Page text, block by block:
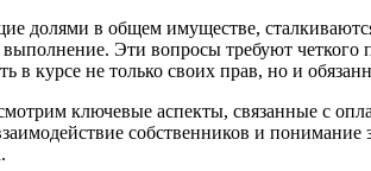
долями в общем имуществе,
выполнение. Эти вопросы требуют
в курсе не только своих прав, но и
ключевые аспекты, связанные с
собственников и